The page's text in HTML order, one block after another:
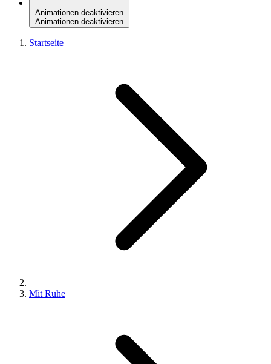
Animationen deaktivieren
Animationen deaktivieren
Startseite
Mit Ruhe